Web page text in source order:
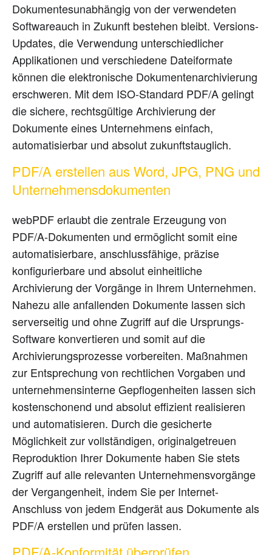
Dokumentesunabhängig von der verwendeten
Softwareauch in Zukunft bestehen bleibt. Versions-
Updates, die Verwendung unterschiedlicher
Applikationen und verschiedene Dateiformate
können die elektronische Dokumentenarchivierung
erschweren. Mit dem ISO-Standard PDF/A gelingt
die sichere, rechtsgültige Archivierung der
Dokumente eines Unternehmens einfach,
automatisierbar und absolut zukunftstauglich.
PDF/A erstellen aus Word, JPG, PNG und
Unternehmensdokumenten
webPDF erlaubt die zentrale Erzeugung von
PDF/A-Dokumenten und ermöglicht somit eine
automatisierbare, anschlussfähige, präzise
konfigurierbare und absolut einheitliche
Archivierung der Vorgänge in Ihrem Unternehmen.
Nahezu alle anfallenden Dokumente lassen sich
serverseitig und ohne Zugriff auf die Ursprungs-
Software konvertieren und somit auf die
Archivierungsprozesse vorbereiten. Maßnahmen
zur Entsprechung von rechtlichen Vorgaben und
unternehmensinterne Gepflogenheiten lassen sich
kostenschonend und absolut effizient realisieren
und automatisieren. Durch die gesicherte
Möglichkeit zur vollständigen, originalgetreuen
Reproduktion Ihrer Dokumente haben Sie stets
Zugriff auf alle relevanten Unternehmensvorgänge
der Vergangenheit, indem Sie per Internet-
Anschluss von jedem Endgerät aus Dokumente als
PDF/A erstellen und prüfen lassen.